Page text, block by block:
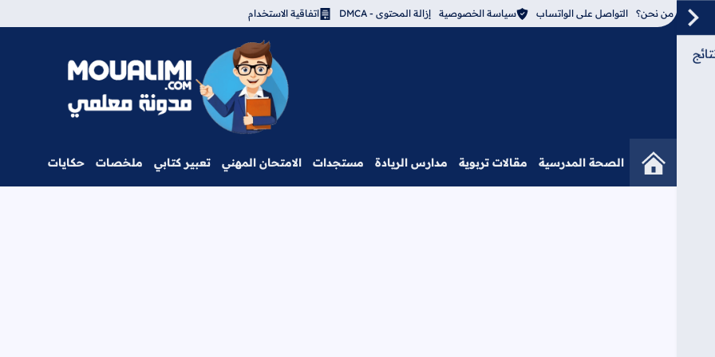
من نحن؟ التواصل على الواتساب سياسة الخصوصية إزالة المحتوى - DMCA اتفاقية الاستخدام
مدونة معلمي
الصحة المدرسية مقالات تربوية مدارس الريادة مستجدات الامتحان المهني تعبير كتابي ملخصات حكايات